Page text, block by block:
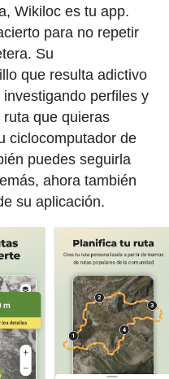
Wikiloc es tu app.
para no repetir
Su
que resulta adictivo
perfiles y
que quieras
ciclocomputador de
puedes seguirla
ahora también
su aplicación.